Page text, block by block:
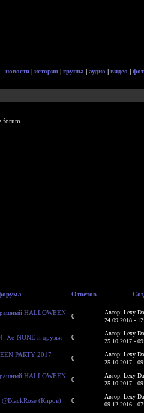
новости | история | группа | аудио | видео |
forum.
Ответов
HALLOWEEN
0
Автор: Lexy
24.09.2018 -
Xe-NONE и друзья 0
Автор: Lexy
25.10.2017 -
PARTY 2017
0
Автор: Lexy
25.10.2017 -
HALLOWEEN
0
Автор: Lexy
25.10.2017 -
(Киров) 0
Автор: Lexy
09.12.2016 -